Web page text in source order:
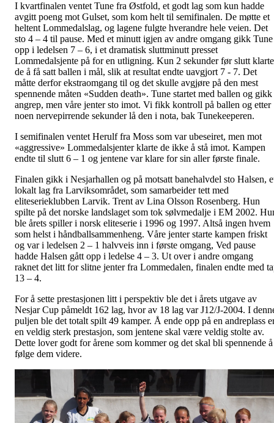
I kvartfinalen ventet Tune fra Østfold, et godt lag som kun hadde
avgitt poeng mot Gulset, som kom helt til semifinalen. De møtte et
heltent Lommedalslag, og lagene fulgte hverandre hele veien. Det
sto 4 – 4 til pause. Med et minutt igjen av andre omgang gikk Tune
opp i ledelsen 7 – 6, i et dramatisk sluttminutt presset
Lommedalsjente på for en utligning. Kun 2 sekunder før slutt klarte
de å få satt ballen i mål, slik at resultat endte uavgjort 7 - 7. Det
måtte derfor ekstraomgang til og det skulle avgjøre på den mest
spennende måten «Sudden death». Tune startet med ballen og
angrep, men våre jenter sto imot. Vi fikk kontroll på ballen og etter
noen nervepirrende sekunder lå den i nota, bak Tunekeeperen.
I semifinalen ventet Herulf fra Moss som var ubeseiret, men mot
«aggressive» Lommedalsjenter klarte de ikke å stå imot. Kampen
endte til slutt 6 – 1 og jentene var klare for sin aller første finale.
Finalen gikk i Nesjarhallen og på motsatt banehalvdel sto Halsen,
lokalt lag fra Larviksområdet, som samarbeider tett med
eliteserieklubben Larvik. Trent av Lina Olsson Rosenberg. Hun
spilte på det norske landslaget som tok sølvmedalje i EM 2002.
ble årets spiller i norsk eliteserie i 1996 og 1997. Altså ingen hvem
som helst i håndballsammenheng. Våre jenter starte kampen friskt
og var i ledelsen 2 – 1 halvveis inn i første omgang, Ved pause
hadde Halsen gått opp i ledelse 4 – 3. Ut over i andre omgang
raknet det litt for slitne jenter fra Lommedalen, finalen endte med
13 – 4.
For å sette prestasjonen litt i perspektiv ble det i årets utgave av
Nesjar Cup påmeldt 162 lag, hvor av 18 lag var J12/J-2004. I
puljen ble det totalt spilt 49 kamper. Å ende opp på en andreplass
en veldig sterk prestasjon, som jentene skal være veldig stolte av.
Dette lover godt for årene som kommer og det skal bli spennende å
følge dem videre.